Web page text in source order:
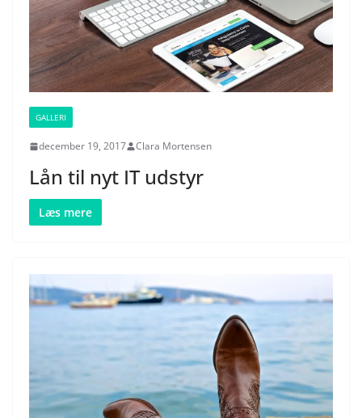
GALLERI
december 19, 2017 Clara Mortensen
Lån til nyt IT udstyr
Læs mere